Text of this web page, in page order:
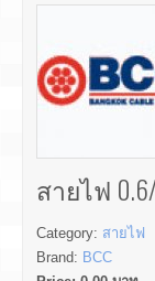
สายไฟ
Category: สายไฟ
Brand: BCC